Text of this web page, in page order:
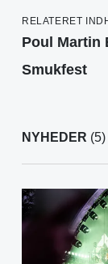
RELATERET
Poul Martin
Smukfest
NYHEDER (5)